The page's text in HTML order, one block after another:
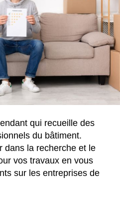
qui recueille des
du bâtiment.
dans la recherche et le
vos travaux en vous
sur les entreprises de